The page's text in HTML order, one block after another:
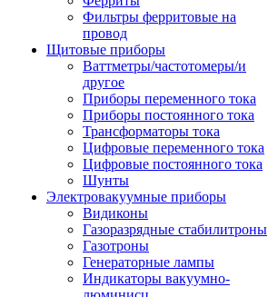
Фильтры ферритовые на
провод
Щитовые приборы
Ваттметры/частотомеры/и
другое
Приборы переменного тока
Приборы постоянного тока
Трансформаторы тока
Цифровые переменного тока
Цифровые постоянного тока
Шунты
Электровакуумные приборы
Видиконы
Газоразрядные стабилитроны
Газотроны
Генераторные лампы
Индикаторы вакуумно-